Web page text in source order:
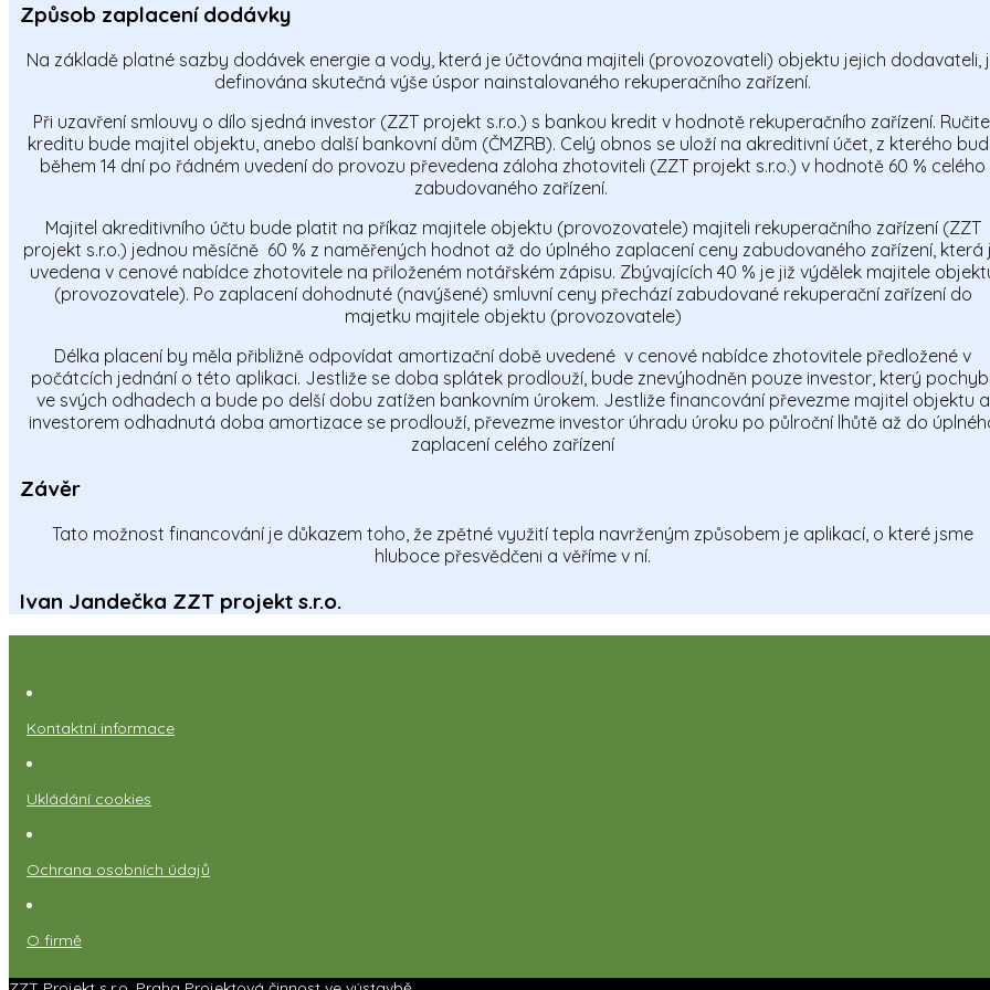
Způsob zaplacení dodávky
Na základě platné sazby dodávek energie a vody, která je účtována majiteli (provozovateli) objektu jejich dodavateli,
definována skutečná výše úspor nainstalovaného rekuperačního zařízení.
Při uzavření smlouvy o dílo sjedná investor (ZZT projekt s.r.o.) s bankou kredit v hodnotě rekuperačního zařízení.
kreditu bude majitel objektu, anebo další bankovní dům (ČMZRB). Celý obnos se uloží na akreditivní účet, z kterého
během 14 dní po řádném uvedení do provozu převedena záloha zhotoviteli (ZZT projekt s.r.o.) v hodnotě 60 % celého
zabudovaného zařízení.
Majitel akreditivního účtu bude platit na příkaz majitele objektu (provozovatele) majiteli rekuperačního zařízení (ZZT
projekt s.r.o.) jednou měsíčně 60 % z naměřených hodnot až do úplného zaplacení ceny zabudovaného zařízení, která
uvedena v cenové nabídce zhotovitele na přiloženém notářském zápisu. Zbývajících 40 % je již výdělek majitele
(provozovatele). Po zaplacení dohodnuté (navýšené) smluvní ceny přechází zabudované rekuperační zařízení do
majetku majitele objektu (provozovatele)
Délka placení by měla přibližně odpovídat amortizační době uvedené v cenové nabídce zhotovitele předložené v
počátcích jednání o této aplikaci. Jestliže se doba splátek prodlouží, bude znevýhodněn pouze investor, který
ve svých odhadech a bude po delší dobu zatížen bankovním úrokem. Jestliže financování převezme majitel objektu a
investorem odhadnutá doba amortizace se prodlouží, převezme investor úhradu úroku po půlroční lhůtě až do
zaplacení celého zařízení
Závěr
Tato možnost financování je důkazem toho, že zpětné využití tepla navrženým způsobem je aplikací, o které jsme
hluboce přesvědčeni a věříme v ní.
Ivan Jandečka ZZT projekt s.r.o.
Kontaktní informace
Ukládání cookies
Ochrana osobních údajů
O firmě